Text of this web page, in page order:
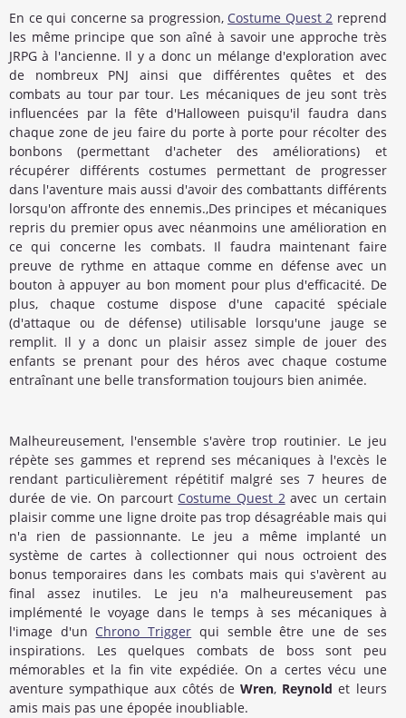
En ce qui concerne sa progression, Costume Quest 2 reprend
les même principe que son aîné à savoir une approche très
JRPG à l'ancienne. Il y a donc un mélange d'exploration avec
de nombreux PNJ ainsi que différentes quêtes et des
combats au tour par tour. Les mécaniques de jeu sont très
influencées par la fête d'Halloween puisqu'il faudra dans
chaque zone de jeu faire du porte à porte pour récolter des
bonbons (permettant d'acheter des améliorations) et
récupérer différents costumes permettant de progresser
dans l'aventure mais aussi d'avoir des combattants différents
lorsqu'on affronte des ennemis.,Des principes et mécaniques
repris du premier opus avec néanmoins une amélioration en
ce qui concerne les combats. Il faudra maintenant faire
preuve de rythme en attaque comme en défense avec un
bouton à appuyer au bon moment pour plus d'efficacité. De
plus, chaque costume dispose d'une capacité spéciale
(d'attaque ou de défense) utilisable lorsqu'une jauge se
remplit. Il y a donc un plaisir assez simple de jouer des
enfants se prenant pour des héros avec chaque costume
entraînant une belle transformation toujours bien animée.
Malheureusement, l'ensemble s'avère trop routinier. Le jeu
répète ses gammes et reprend ses mécaniques à l'excès le
rendant particulièrement répétitif malgré ses 7 heures de
durée de vie. On parcourt Costume Quest 2avec un certain
plaisir comme une ligne droite pas trop désagréable mais qui
n'a rien de passionnante. Le jeu a même implanté un
système de cartes à collectionner qui nous octroient des
bonus temporaires dans les combats mais qui s'avèrent au
final assez inutiles. Le jeu n'a malheureusement pas
implémenté le voyage dans le temps à ses mécaniques à
l'image d'un Chrono Trigger qui semble être une de ses
inspirations. Les quelques combats de boss sont peu
mémorables et la fin vite expédiée. On a certes vécu une
aventure sympathique aux côtés deWren, Reynold et leurs
amis mais pas une épopée inoubliable.